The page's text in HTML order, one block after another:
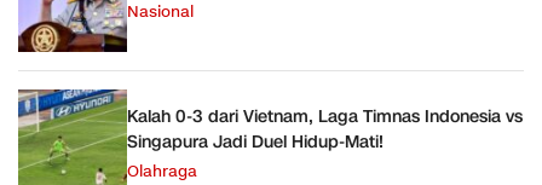
Nasional
Kalah 0-3 dari Vietnam, Laga Timnas Indonesia vs
Singapura Jadi Duel Hidup-Mati!
Olahraga